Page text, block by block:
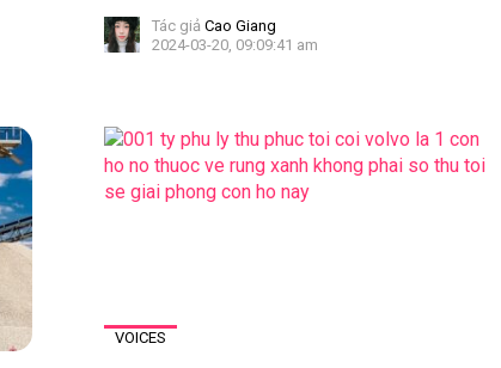
Tác giả Cao Giang
2024-03-20, 09:09:41 am
VOICES